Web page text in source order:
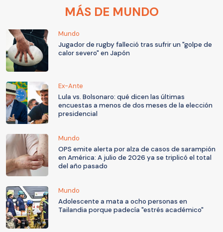
MÁS DE MUNDO
Mundo
Jugador de rugby falleció tras sufrir un "golpe de
calor severo" en Japón
Ex-Ante
Lula vs. Bolsonaro: qué dicen las últimas
encuestas a menos de dos meses de la elección
presidencial
Mundo
OPS emite alerta por alza de casos de sarampión
en América: A julio de 2026 ya se triplicó el total
del año pasado
Mundo
Adolescente a mata a ocho personas en
Tailandia porque padecía "estrés académico"